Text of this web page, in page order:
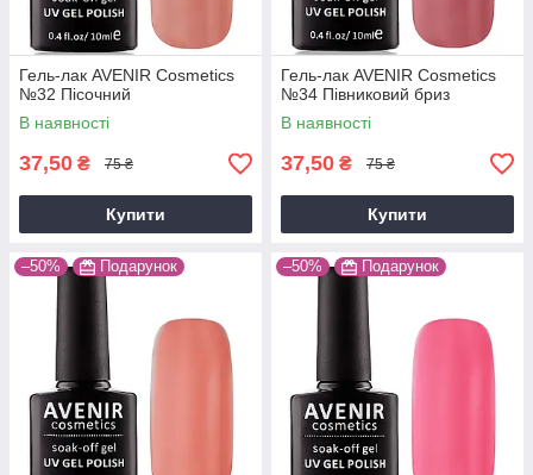
Гель-лак AVENIR Cosmetics
№32 Пісочний
В наявності
37,50 ₴ 75 ₴
Купити
Гель-лак AVENIR Cosmetics
№34 Півниковий бриз
В наявності
37,50 ₴ 75 ₴
Купити
–50% Подарунок –50% Подарунок